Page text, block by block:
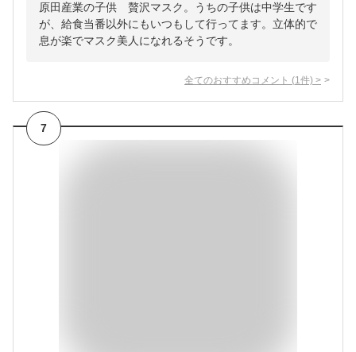
原田産業の子供 贅沢マスク。うちの子供は中学生です
が、給食当番以外にもいつもして行ってます。立体的で
息が楽でマスク美人になれるそうです。
全てのおすすめコメント (1 件) >
7